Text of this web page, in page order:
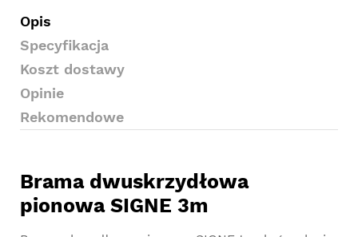
Opis
Specyfikacja
Koszt dostawy
Opinie
Rekomendowe
Brama dwuskrzydłowa
pionowa SIGNE 3m